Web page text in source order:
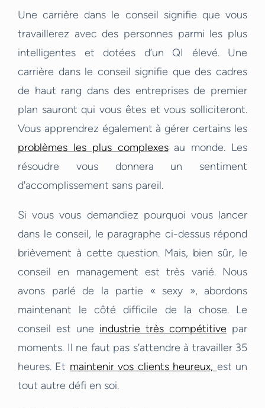
Une carrière dans le conseil signifie que vous
travaillerez avec des personnes parmi les plus
intelligentes et dotées d’un QI élevé. Une
carrière dans le conseil signifie que des cadres
de haut rang dans des entreprises de premier
plan sauront qui vous êtes et vous solliciteront.
Vous apprendrez également à gérer certains les
problèmes les plus complexesau monde. Les
résoudre vous donnera un sentiment
d'accomplissement sans pareil.
Si vous vous demandiez pourquoi vous lancer
dans le conseil, le paragraphe ci-dessus répond
brièvement à cette question. Mais, bien sûr, le
conseil en management est très varié. Nous
avons parlé de la partie « sexy », abordons
maintenant le côté difficile de la chose. Le
conseil est une industrie très compétitive par
moments. Il ne faut pas s’attendre à travailler 35
heures. Et maintenir vos clients heureux, est un
tout autre défi en soi.